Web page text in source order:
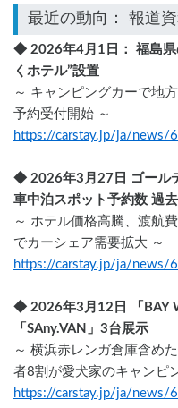
◆ 2026年4月1日： 福島県
くホテル”設置
～ キャンピングカーで地
予約受付開始 ～
https://carstay.jp/ja/news/
◆ 2026年3月27日 ゴール
車中泊スポット予約数 過
～ ホテル価格高騰、渡航
でカーシェア需要拡大 ～
https://carstay.jp/ja/news/
◆ 2026年3月12日 「BAY
「SAny.VAN」3台展示
～ 横浜赤レンガ倉庫含め
者8割が愛犬家のキャンピ
https://carstay.jp/ja/news/